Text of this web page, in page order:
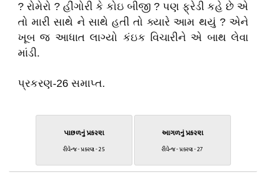
? રોમેરો ? હીંગોરી કે કોઇ બીજી ? પણ ફ્રેડી કહે છે એ
તો મારી સાથે ને સાથે હતી તો ક્યારે આમ થયું ? એને
ખૂબ જ આધાત લાગ્યો કંઇક વિચારીને એ બાથ લેવા
માંડી.
પ્રકરણ-26 સમાપ્ત.
પાછળનું પ્રકરણ
રીવેન્જ - પ્રકરણ - 25
આગળનું પ્રકરણ
રીવેન્જ - પ્રકરણ - 27